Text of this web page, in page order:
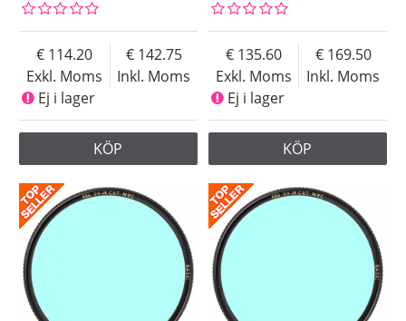
Exkl. Moms
114.20
Inkl. Moms
142.75
Ej i lager
KÖP
Exkl. Moms
135.60
Inkl. Moms
169.50
Ej i lager
KÖP